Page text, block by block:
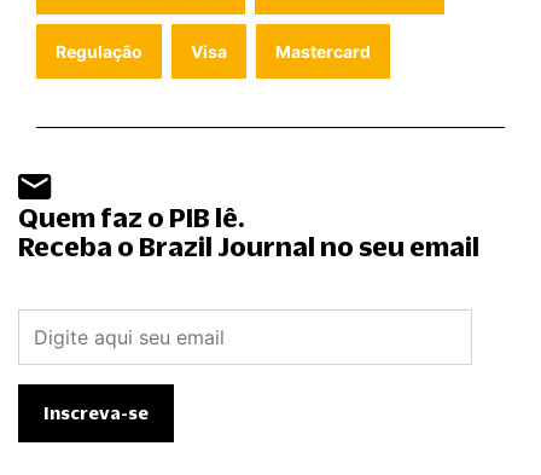
Regulação Visa Mastercard
Quem faz o PIB lê.
Receba o Brazil Journal no seu email